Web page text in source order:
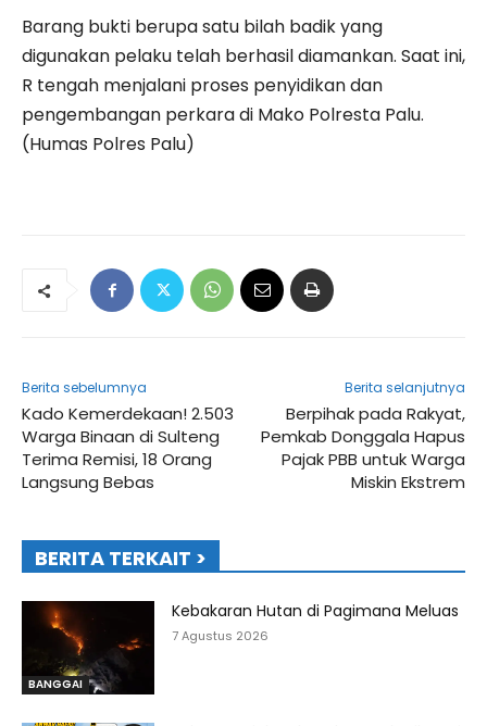
Barang bukti berupa satu bilah badik yang
digunakan pelaku telah berhasil diamankan. Saat ini,
R tengah menjalani proses penyidikan dan
pengembangan perkara di Mako Polresta Palu.
(Humas Polres Palu)
Berita sebelumnya
Kado Kemerdekaan! 2.503
Warga Binaan di Sulteng
Terima Remisi, 18 Orang
Langsung Bebas
Berita selanjutnya
Berpihak pada Rakyat,
Pemkab Donggala Hapus
Pajak PBB untuk Warga
Miskin Ekstrem
BERITA TERKAIT >
BANGGAI
Kebakaran Hutan di Pagimana Meluas
7 Agustus 2026